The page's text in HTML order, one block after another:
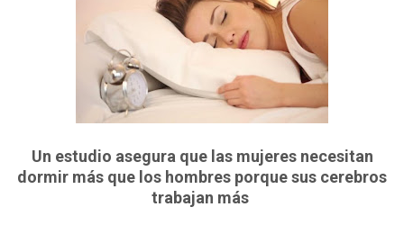
Un estudio asegura que las mujeres necesitan
dormir más que los hombres porque sus cerebros
trabajan más